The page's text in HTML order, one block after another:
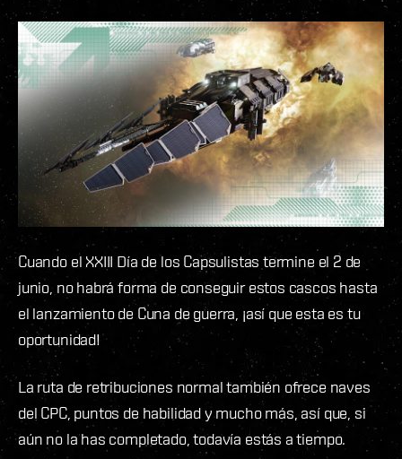
Cuando el XXIII Día de los Capsulistas termine el 2 de
junio, no habrá forma de conseguir estos cascos hasta
el lanzamiento de Cuna de guerra, ¡así que esta es tu
oportunidad!
La ruta de retribuciones normal también ofrece naves
del CPC, puntos de habilidad y mucho más, así que, si
aún no la has completado, todavía estás a tiempo.